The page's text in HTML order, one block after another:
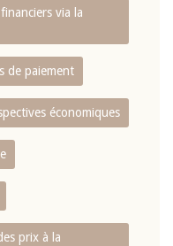
via la
de paiement
économiques
prix à la